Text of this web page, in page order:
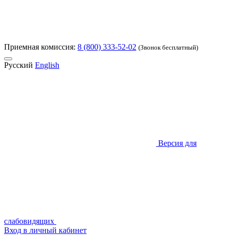
Приемная комиссия: 8 (800) 333-52-02 (Звонок бесплатный)
Русский English
Версия для
слабовидящих
Вход в личный кабинет